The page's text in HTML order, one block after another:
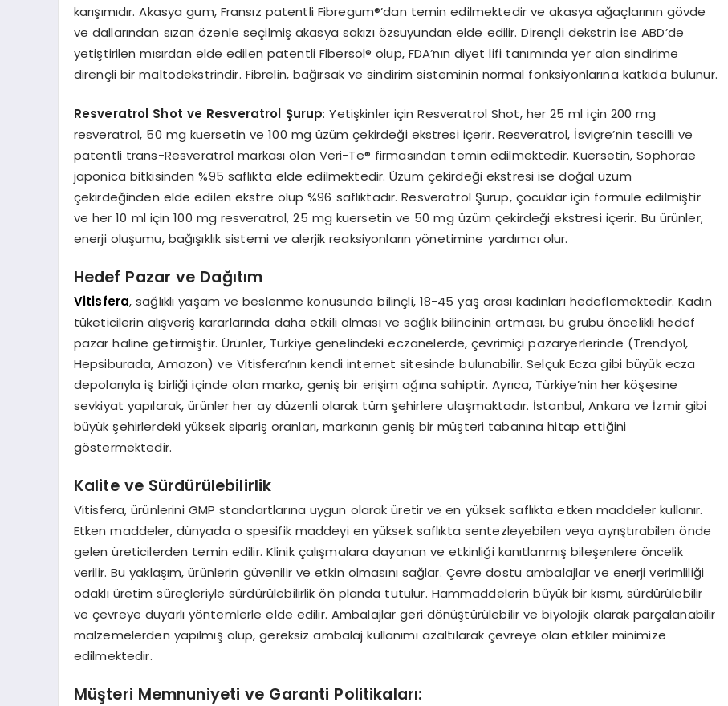
karışımıdır. Akasya gum, Fransız patentli Fibregum®️’dan temin edilmektedir ve akasya ağaçlarının gövde
ve dallarından sızan özenle seçilmiş akasya sakızı özsuyundan elde edilir. Dirençli dekstrin ise ABD’de
yetiştirilen mısırdan elde edilen patentli Fibersol®️ olup, FDA’nın diyet lifi tanımında yer alan sindirime
dirençli bir maltodekstrindir. Fibrelin, bağırsak ve sindirim sisteminin normal fonksiyonlarına katkıda bulunur.
Resveratrol Shot ve Resveratrol Şurup: Yetişkinler için Resveratrol Shot, her 25 ml için 200 mg
resveratrol, 50 mg kuersetin ve 100 mg üzüm çekirdeği ekstresi içerir. Resveratrol, İsviçre’nin tescilli ve
patentli trans-Resveratrol markası olan Veri-Te®️ firmasından temin edilmektedir. Kuersetin, Sophorae
japonica bitkisinden %95 saflıkta elde edilmektedir. Üzüm çekirdeği ekstresi ise doğal üzüm
çekirdeğinden elde edilen ekstre olup %96 saflıktadır. Resveratrol Şurup, çocuklar için formüle edilmiştir
ve her 10 ml için 100 mg resveratrol, 25 mg kuersetin ve 50 mg üzüm çekirdeği ekstresi içerir. Bu ürünler,
enerji oluşumu, bağışıklık sistemi ve alerjik reaksiyonların yönetimine yardımcı olur.
Hedef Pazar ve Dağıtım
Vitisfera, sağlıklı yaşam ve beslenme konusunda bilinçli, 18-45 yaş arası kadınları hedeflemektedir. Kadın
tüketicilerin alışveriş kararlarında daha etkili olması ve sağlık bilincinin artması, bu grubu öncelikli hedef
pazar haline getirmiştir. Ürünler, Türkiye genelindeki eczanelerde, çevrimiçi pazaryerlerinde (Trendyol,
Hepsiburada, Amazon) ve Vitisfera’nın kendi internet sitesinde bulunabilir. Selçuk Ecza gibi büyük ecza
depolarıyla iş birliği içinde olan marka, geniş bir erişim ağına sahiptir. Ayrıca, Türkiye’nin her köşesine
sevkiyat yapılarak, ürünler her ay düzenli olarak tüm şehirlere ulaşmaktadır. İstanbul, Ankara ve İzmir gibi
büyük şehirlerdeki yüksek sipariş oranları, markanın geniş bir müşteri tabanına hitap ettiğini
göstermektedir.
Kalite ve Sürdürülebilirlik
Vitisfera, ürünlerini GMP standartlarına uygun olarak üretir ve en yüksek saflıkta etken maddeler kullanır.
Etken maddeler, dünyada o spesifik maddeyi en yüksek saflıkta sentezleyebilen veya ayrıştırabilen önde
gelen üreticilerden temin edilir. Klinik çalışmalara dayanan ve etkinliği kanıtlanmış bileşenlere öncelik
verilir. Bu yaklaşım, ürünlerin güvenilir ve etkin olmasını sağlar. Çevre dostu ambalajlar ve enerji verimliliği
odaklı üretim süreçleriyle sürdürülebilirlik ön planda tutulur. Hammaddelerin büyük bir kısmı, sürdürülebilir
ve çevreye duyarlı yöntemlerle elde edilir. Ambalajlar geri dönüştürülebilir ve biyolojik olarak parçalanabilir
malzemelerden yapılmış olup, gereksiz ambalaj kullanımı azaltılarak çevreye olan etkiler minimize
edilmektedir.
Müşteri Memnuniyeti ve Garanti Politikaları: